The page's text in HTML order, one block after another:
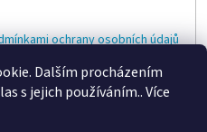
Dalším procházením
s jejich používáním.. Více
ochrany osobních údajů